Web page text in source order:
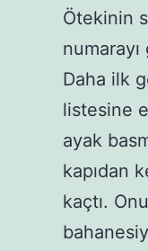
Ötekinin
Daha ilk
listesine
ayak
kapıdan
kaçtı.